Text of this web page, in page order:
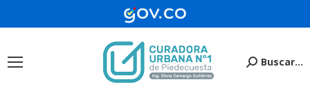
Buscar:
Buscar...